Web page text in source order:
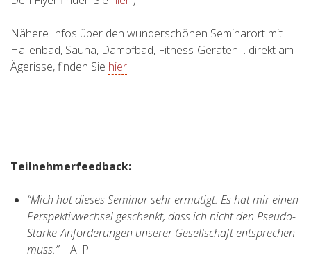
Nähere Infos über den wunderschönen Seminarort mit
Hallenbad, Sauna, Dampfbad, Fitness-Geräten… direkt am
Ägerisse, finden Sie hier.
Teilnehmerfeedback:
“Mich hat dieses Seminar sehr ermutigt. Es hat mir einen
Perspektivwechsel geschenkt, dass ich nicht den Pseudo-
Stärke-Anforderungen unserer Gesellschaft entsprechen
muss.” A. P.